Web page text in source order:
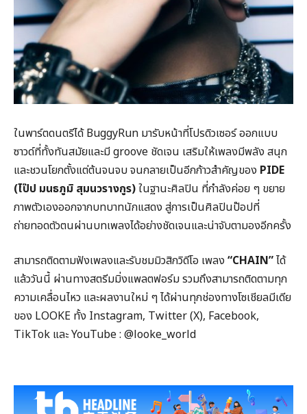
ในพาร์ตดนตรีได้ BuggyRun มารับหน้าที่โปรดิวเซอร์ ออกแบบ
ซาวด์ที่ทั้งทันสมัยและมี groove ชัดเจน เสริมให้เพลงมีพลัง สนุก
และชวนโยกตั้งแต่ต้นจนจบ จนกลายเป็นอีกก้าวสำคัญของ PIDE
(ไป๊ป มนธภูมิ สุมนวรางกูร)ในฐานะศิลปิน ที่กำลังค่อย ๆ ขยาย
ภาพตัวเองออกจากบทบาทนักแสดง สู่การเป็นศิลปินป๊อปที่
ถ่ายทอดตัวตนผ่านบทเพลงได้อย่างชัดเจนและน่าจับตามองอีกครั้ง
สามารถติดตามฟังเพลงและรับชมมิวสิกวิดีโอ เพลง “CHAIN”ได้
แล้ววันนี้ ผ่านทางสตรีมมิ่งแพลตฟอร์ม รวมถึงสามารถติดตามทุก
ความเคลื่อนไหว และผลงานใหม่ ๆ ได้ผ่านทุกช่องทางโซเชียลมีเดีย
ของ LOOKE ทั้ง Instagram, Twitter (X), Facebook,
TikTok และ YouTube : @looke_world